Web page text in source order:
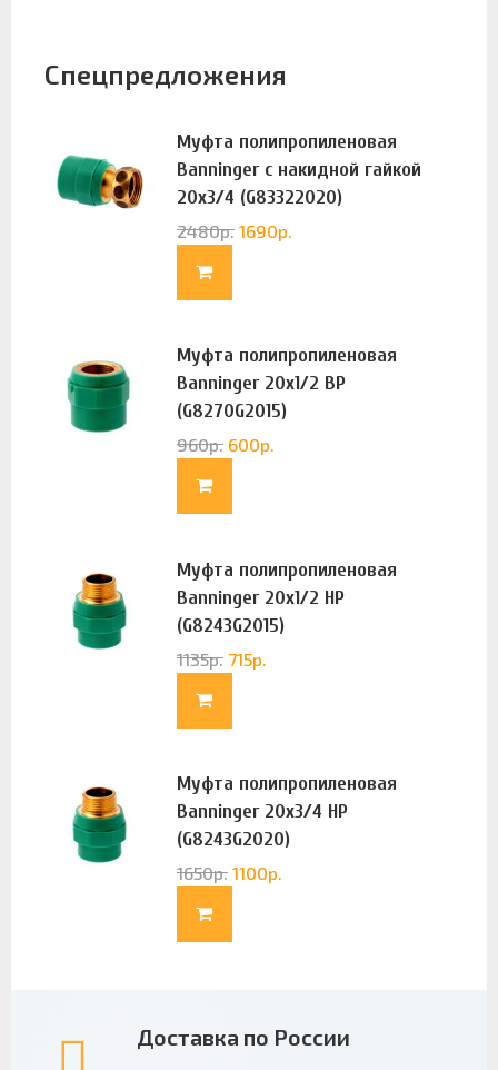
Спецпредложения
Муфта полипропиленовая
Banninger с накидной гайкой
20х3/4 (G83322020)
2480р. 1690р.
Муфта полипропиленовая
Banninger 20х1/2 ВР
(G8270G2015)
960р. 600р.
Муфта полипропиленовая
Banninger 20х1/2 НР
(G8243G2015)
1135р. 715р.
Муфта полипропиленовая
Banninger 20х3/4 НР
(G8243G2020)
1650р. 1100р.
Доставка по России